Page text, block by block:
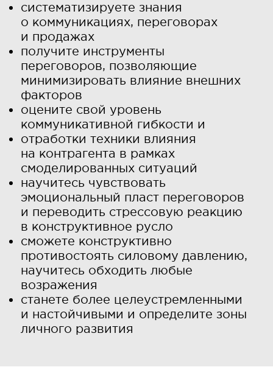
систематизируете знания
о коммуникациях, переговорах
и продажах
получите инструменты
переговоров, позволяющие
минимизировать влияние внешних
факторов
оцените свой уровень
коммуникативной гибкости и
отработки техники влияния
на контрагента в рамках
смоделированных ситуаций
научитесь чувствовать
эмоциональный пласт переговоров
и переводить стрессовую реакцию
в конструктивное русло
сможете конструктивно
противостоять силовому давлению,
научитесь обходить любые
возражения
станете более целеустремленными
и настойчивыми и определите зоны
личного развития